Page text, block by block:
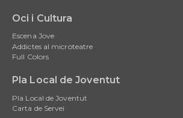
Oci i Cultura
Escena Jove
Addictes al microteatre
Full Colors
Pla Local de Joventut
Pla Local de Joventut
Carta de Servei